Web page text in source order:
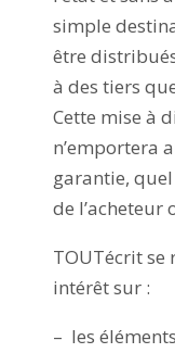
simple
être
à des tiers
Cette mise à
n’emportera
garantie,
de l’acheteur
TOUTécrit
intérêt sur :
– les